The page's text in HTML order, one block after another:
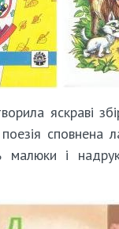
яскраві
сповнена
малюки і